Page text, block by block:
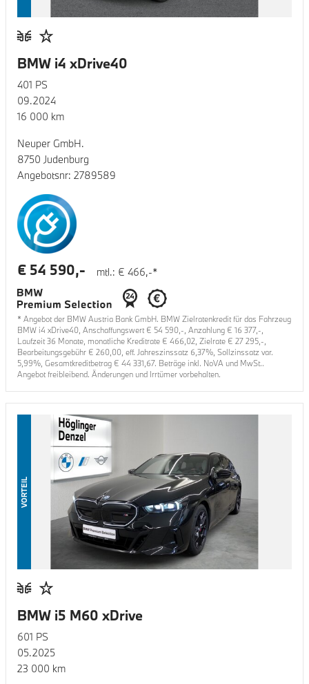
BMW i4 xDrive40
401 PS
09.2024
16 000 km
Neuper GmbH.
8750 Judenburg
Angebotsnr: 2789589
mtl.: € 466,-*
€ 54 590,-
* Angebot der BMW Austria Bank GmbH. BMW Zielratenkredit für das Fahrzeug
BMW i4 xDrive40 , Anschaffungswert € 54 590 ,-, Anzahlung € 16 377,-,
Laufzeit36 Monate, monatliche Kreditrate € 466,02 , Zielrate € 27 295 ,-,
Bearbeitungsgebühr € 260,00 , eff. Jahreszinssatz 6,37%, Sollzinssatz var.
5,99%, Gesamtkreditbetrag € 44 331,67. Beträge inkl. NoVA und MwSt..
Angebot freibleibend. Änderungen und Irrtümer vorbehalten.
VORTEIL
BMW i5 M60 xDrive
601 PS
05.2025
23 000 km